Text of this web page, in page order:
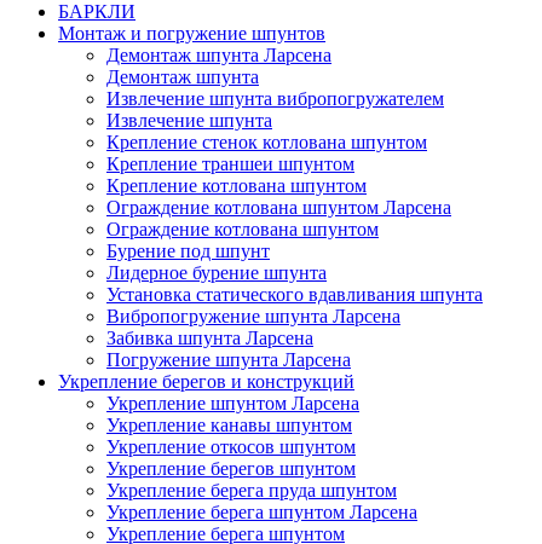
БАРКЛИ
Монтаж и погружение шпунтов
Демонтаж шпунта Ларсена
Демонтаж шпунта
Извлечение шпунта вибропогружателем
Извлечение шпунта
Крепление стенок котлована шпунтом
Крепление траншеи шпунтом
Крепление котлована шпунтом
Ограждение котлована шпунтом Ларсена
Ограждение котлована шпунтом
Бурение под шпунт
Лидерное бурение шпунта
Установка статического вдавливания шпунта
Вибропогружение шпунта Ларсена
Забивка шпунта Ларсена
Погружение шпунта Ларсена
Укрепление берегов и конструкций
Укрепление шпунтом Ларсена
Укрепление канавы шпунтом
Укрепление откосов шпунтом
Укрепление берегов шпунтом
Укрепление берега пруда шпунтом
Укрепление берега шпунтом Ларсена
Укрепление берега шпунтом